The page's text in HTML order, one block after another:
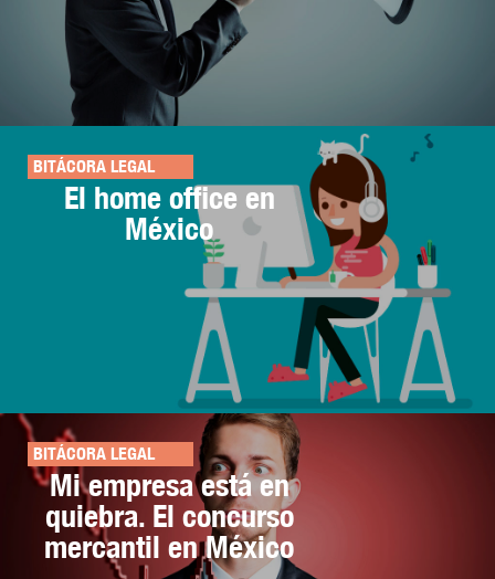
BITÁCORA LEGAL
El home office en
México
BITÁCORA LEGAL
Mi empresa está en
quiebra. El concurso
mercantil en México